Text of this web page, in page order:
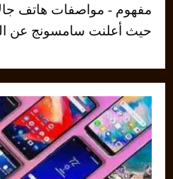
حيث أعلنت سامسونج عن